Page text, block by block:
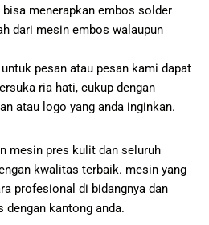
menerapkan embos solder
dari mesin embos walaupun
pesan atau pesan kami dapat
ria hati, cukup dengan
atau logo yang anda inginkan.
mesin pres kulit dan seluruh
kwalitas terbaik. mesin yang
profesional di bidangnya dan
dengan kantong anda.